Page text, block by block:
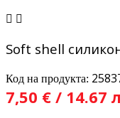
 
Soft shell
Код на продукта:
7,50 € / 14.67